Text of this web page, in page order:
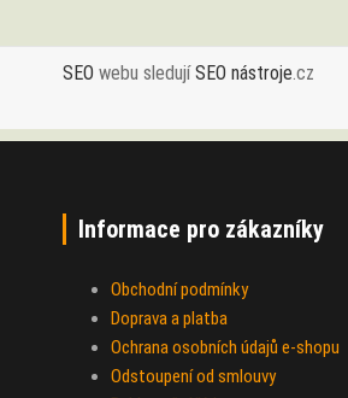
SEO webu sledujíSEO nástroje.cz
Informace pro zákazníky
Obchodní podmínky
Doprava a platba
Ochrana osobních údajů e-shopu
Odstoupení od smlouvy